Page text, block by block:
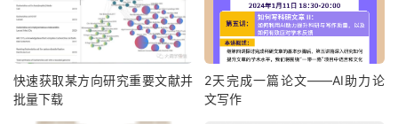
快速获取某方向研究重要文献并
批量下载
2天完成一篇论文——AI助力论
文写作